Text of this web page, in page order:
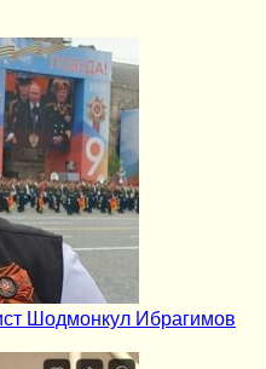
Шодмонкул Ибрагимов